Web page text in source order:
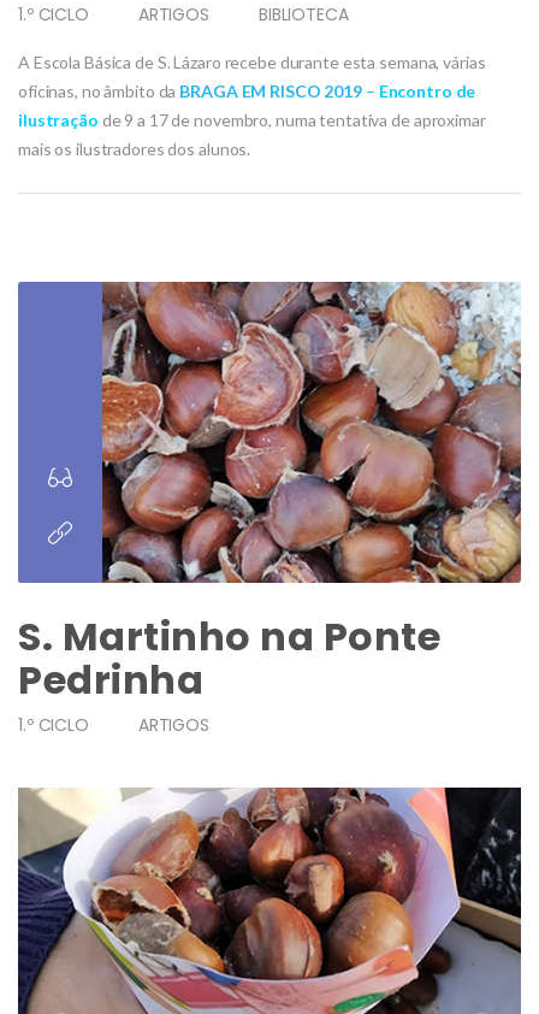
1.º CICLO ARTIGOS BIBLIOTECA
A Escola Básica de S. Lázaro recebe durante esta semana, várias
oficinas, no âmbito da BRAGA EM RISCO 2019 – Encontro de
ilustração de 9 a 17 de novembro, numa tentativa de aproximar
mais os ilustradores dos alunos.
S. Martinho na Ponte
Pedrinha
1.º CICLO ARTIGOS